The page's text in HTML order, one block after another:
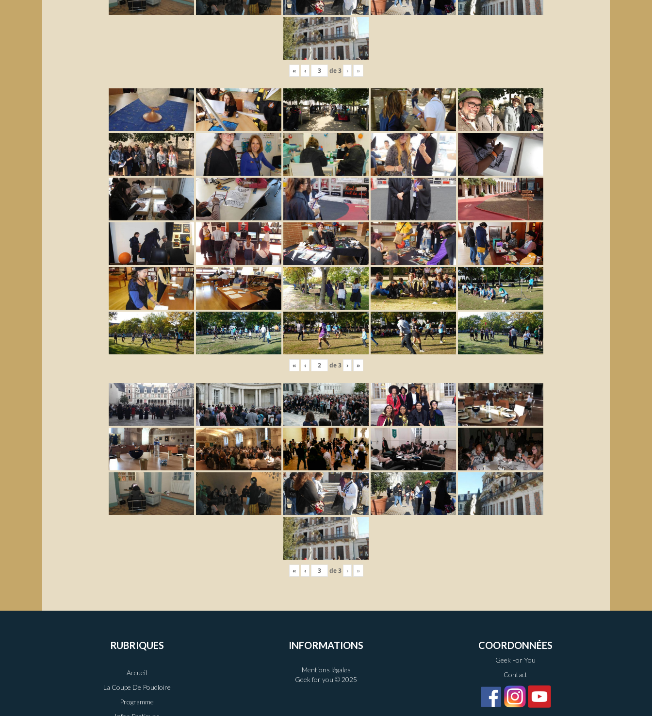
« ‹ de3 › »
« ‹ de3 › »
« ‹ de3 › »
RUBRIQUES
Accueil
La Coupe De Poudloire
Programme
INFORMATIONS
Mentions légales
Geek for you © 2025
COORDONNÉES
Geek For You
Contact